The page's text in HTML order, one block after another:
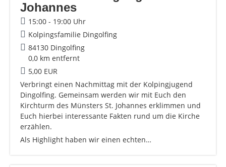
Johannes
15:00 - 19:00 Uhr
Kolpingsfamilie Dingolfing
84130 Dingolfing
0,0 km entfernt
5,00 EUR
Verbringt einen Nachmittag mit der Kolpingjugend
Dingolfing. Gemeinsam werden wir mit Euch den
Kirchturm des Münsters St. Johannes erklimmen und
Euch hierbei interessante Fakten rund um die Kirche
erzählen.
Als Highlight haben wir einen echten…